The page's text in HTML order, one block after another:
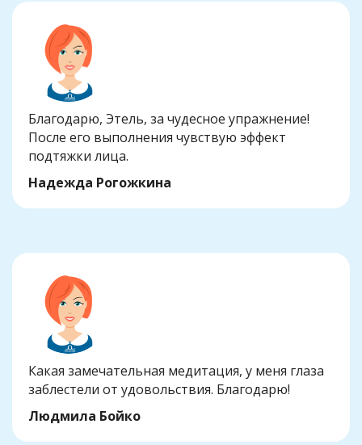
Благодарю, Этель, за чудесное упражнение!
После его выполнения чувствую эффект
подтяжки лица.
Надежда Рогожкина
Какая замечательная медитация, у меня глаза
заблестели от удовольствия. Благодарю!
Людмила Бойко